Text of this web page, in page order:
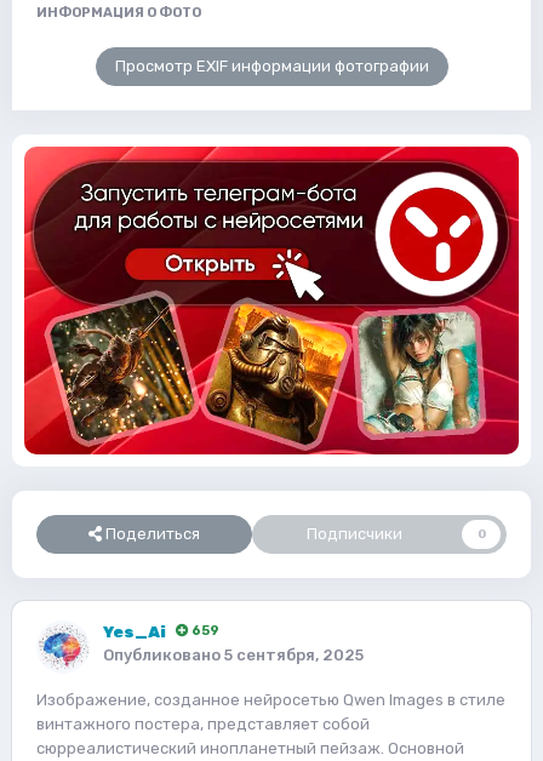
ИНФОРМАЦИЯ О ФОТО
Просмотр EXIF информации фотографии
Поделиться Подписчики 0
Yes_Ai 659
Опубликовано 5 сентября, 2025
Изображение, созданное нейросетью Qwen Images в стиле
винтажного постера, представляет собой
сюрреалистический инопланетный пейзаж. Основной